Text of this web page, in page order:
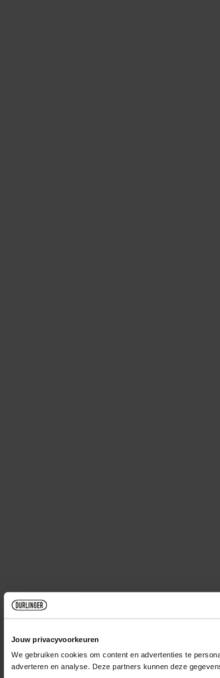
Jouw privacyvoorkeuren
We gebruiken cookies om content en advertenties te
adverteren en analyse. Deze partners kunnen deze